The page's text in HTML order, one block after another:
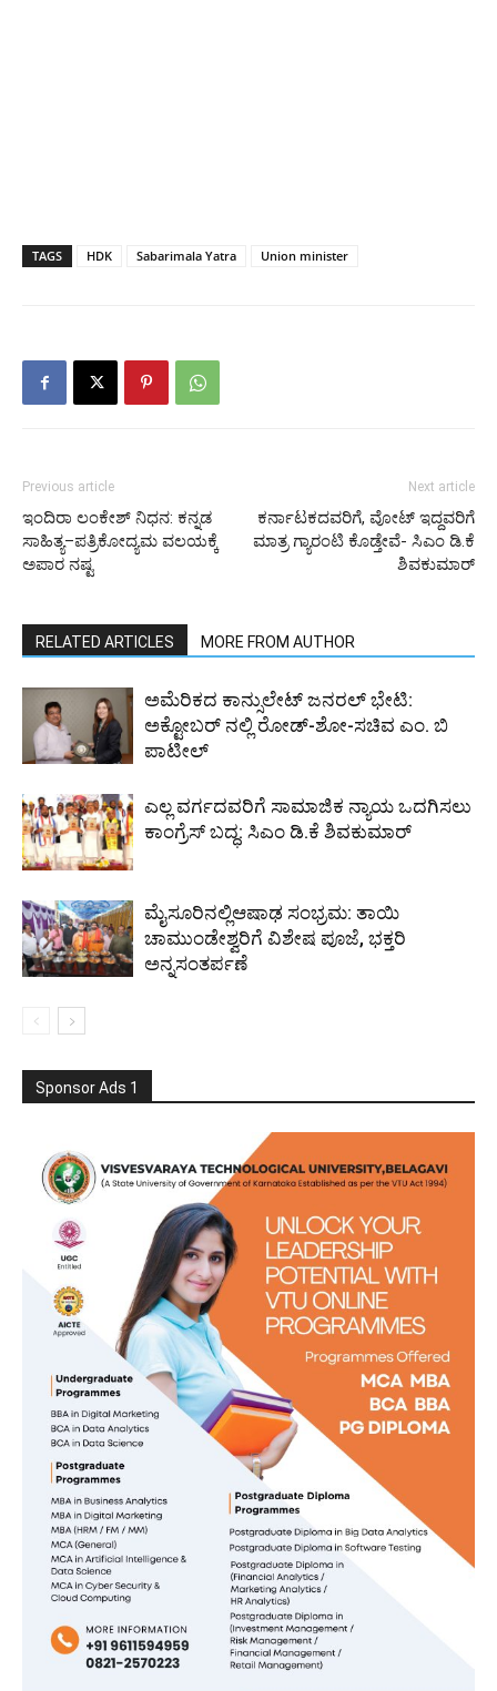
TAGS HDK Sabarimala Yatra Union minister
Previous article
ಇಂದಿರಾ ಲಂಕೇಶ್ ನಿಧನ: ಕನ್ನಡ
ಸಾಹಿತ್ಯ–ಪತ್ರಿಕೋದ್ಯಮ ವಲಯಕ್ಕೆ
ಅಪಾರ ನಷ್ಟ
Next article
ಕರ್ನಾಟಕದವರಿಗೆ, ವೋಟ್ ಇದ್ದವರಿಗೆ
ಮಾತ್ರ ಗ್ಯಾರಂಟಿ ಕೊಡ್ತೇವೆ- ಸಿಎಂ ಡಿ.ಕೆ
ಶಿವಕುಮಾರ್
RELATED ARTICLES MORE FROM AUTHOR
ಅಮೆರಿಕದ ಕಾನ್ಸುಲೇಟ್ ಜನರಲ್ ಭೇಟಿ:
ಅಕ್ಟೋಬರ್ ನಲ್ಲಿ ರೋಡ್-ಶೋ-ಸಚಿವ ಎಂ. ಬಿ
ಪಾಟೀಲ್
ಎಲ್ಲ ವರ್ಗದವರಿಗೆ ಸಾಮಾಜಿಕ ನ್ಯಾಯ ಒದಗಿಸಲು
ಕಾಂಗ್ರೆಸ್ ಬದ್ಧ: ಸಿಎಂ ಡಿ.ಕೆ ಶಿವಕುಮಾರ್
ಮೈಸೂರಿನಲ್ಲಿಆಷಾಢ ಸಂಭ್ರಮ: ತಾಯಿ
ಚಾಮುಂಡೇಶ್ವರಿಗೆ ವಿಶೇಷ ಪೂಜೆ, ಭಕ್ತರಿ
ಅನ್ನಸಂತರ್ಪಣೆ
Sponsor Ads 1